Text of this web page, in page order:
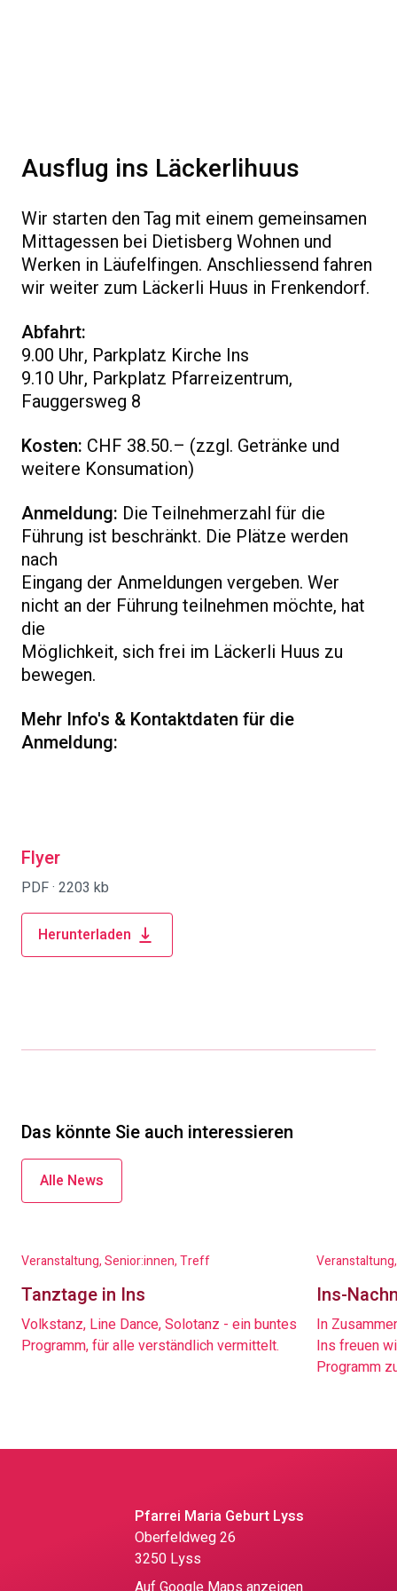
Ausflug ins Läckerlihuus
Wir starten den Tag mit einem gemeinsamen
Mittagessen bei Dietisberg Wohnen und
Werken in Läufelfingen. Anschliessend fahren
wir weiter zum Läckerli Huus in Frenkendorf.
Abfahrt:
9.00 Uhr, Parkplatz Kirche Ins
9.10 Uhr, Parkplatz Pfarreizentrum,
Fauggersweg 8
Kosten: CHF 38.50.– (zzgl. Getränke und
weitere Konsumation)
Anmeldung: Die Teilnehmerzahl für die
Führung ist beschränkt. Die Plätze werden
nach
Eingang der Anmeldungen vergeben. Wer
nicht an der Führung teilnehmen möchte, hat
die
Möglichkeit, sich frei im Läckerli Huus zu
bewegen.
Mehr Info's & Kontaktdaten für die
Anmeldung:
Flyer
PDF · 2203 kb
Herunterladen
Das könnte Sie auch interessieren
Alle News
Veranstaltung, Senior:innen, Treff
Tanztage in Ins
Volkstanz, Line Dance, Solotanz - ein buntes
Programm, für alle verständlich vermittelt.
Ins-
In
Ins freuen
Programm
Pfarrei Maria Geburt Lyss
Oberfeldweg 26
3250 Lyss